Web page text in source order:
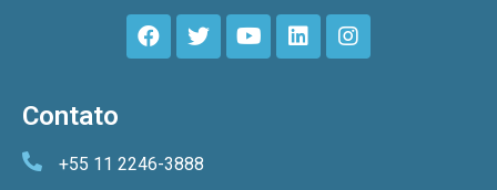
Contato
+55 11 2246-3888